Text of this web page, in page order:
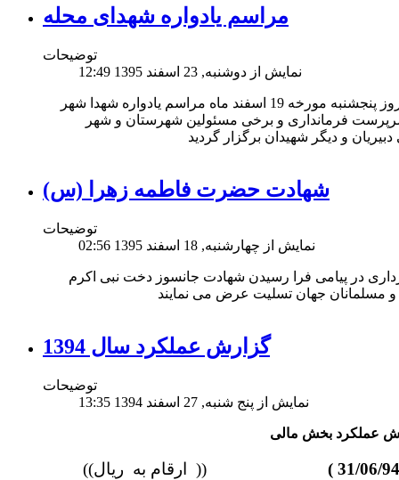
مراسم یادواره شهدای محله
توضیحات
نمایش از دوشنبه, 23 اسفند 1395 12:49
به گزارش روابط عمومی شهرداری خشکرود روز پنجشنبه مورخه 19 اسفند ماه مراسم یادواره شهدا شهر
فرمانداری و برخی مسئولین شهرستان و شهر
شهادت حضرت فاطمه زهرا (س)
توضیحات
نمایش از چهارشنبه, 18 اسفند 1395 02:56
در پیامی فرا رسیدن شهادت جانسوز دخت نبی اکرم
گزارش عملکرد سال 1394
توضیحات
نمایش از پنج شنبه, 27 اسفند 1394 13:35
(( ارقام به ریال))